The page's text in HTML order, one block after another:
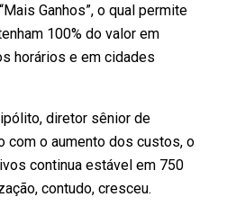
Ganhos”, o qual permite
100% do valor em
horários e em cidades
diretor sênior de
com o aumento dos custos, o
continua estável em 750
contudo, cresceu.